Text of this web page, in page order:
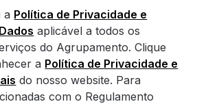
a Política de Privacidade e
aplicável a todos os
do Agrupamento. Clique
a Política de Privacidade e
do nosso website. Para
com o Regulamento